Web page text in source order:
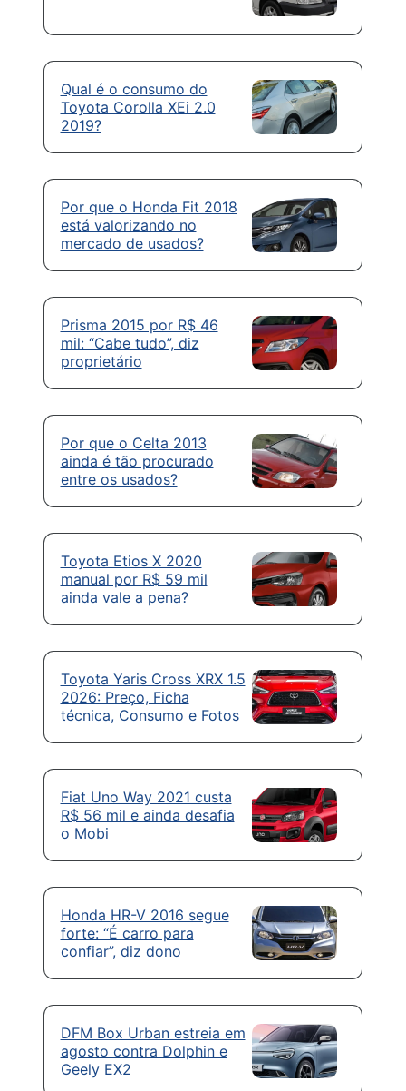
Qual é o consumo do
Toyota Corolla XEi 2.0
2019?
Por que o Honda Fit 2018
está valorizando no
mercado de usados?
Prisma 2015 por R$ 46
mil: “Cabe tudo”, diz
proprietário
Por que o Celta 2013
ainda é tão procurado
entre os usados?
Toyota Etios X 2020
manual por R$ 59 mil
ainda vale a pena?
Toyota Yaris Cross XRX 1.5
2026: Preço, Ficha
técnica, Consumo e Fotos
Fiat Uno Way 2021 custa
R$ 56 mil e ainda desafia
o Mobi
Honda HR-V 2016 segue
forte: “É carro para
confiar”, diz dono
DFM Box Urban estreia em
agosto contra Dolphin e
Geely EX2